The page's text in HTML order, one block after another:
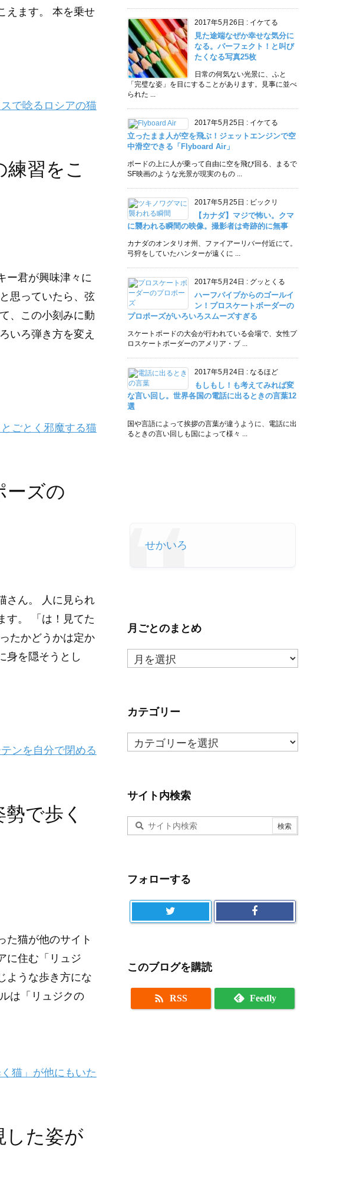
えます。 本を乗せ
で唸るロシアの猫
習をこ
ー君が興味津々に
思っていたら、弦
、この小刻みに動
いろ弾き方を変え
ごとく邪魔する猫
ーズの
さん。 人に見られ
す。 「は！見てた
たかどうかは定か
身を隠そうとし
ンを自分で閉める
で歩く
た猫が他のサイト
に住む「リュジ
ような歩き方にな
は「リュジクの
猫」が他にもいた
した姿が
2017年5月26日 : イケてる
見た途端なぜか幸せな気分に
なる。パーフェクト！と叫び
たくなる写真25枚
日常の何気ない光景に、ふと
「完璧な姿」を目にすることがあります。見事に並べ
られた ...
2017年5月25日 : イケてる
立ったまま人が空を飛ぶ！ジェットエンジンで空
中滑空できる「Flyboard Air」
ボードの上に人が乗って自由に空を飛び回る、まるで
SF映画のような光景が現実のもの ...
2017年5月25日 : ビックリ
【カナダ】マジで怖い。クマ
に襲われる瞬間の映像。撮影者は奇跡的に無事
カナダのオンタリオ州、ファイアーリバー付近にて。
弓狩をしていたハンターが遠くに ...
2017年5月24日 : グッとくる
ハーフパイプからのゴールイ
ン！プロスケートボーダーの
プロポーズがいろいろスムーズすぎる
スケートボードの大会が行われている会場で、女性プ
ロスケートボーダーのアメリア・ブ ...
2017年5月24日 : なるほど
もしもし！も考えてみれば変
な言い回し。世界各国の電話に出るときの言葉12
選
国や言語によって挨拶の言葉が違うように、電話に出
るときの言い回しも国によって様々 ...
せかいろ
月ごとのまとめ
月
ご
ま
め
カテゴリー
カ
テ
ー
サイト内検索
フォローする
このブログを購読
 RSS Feedly